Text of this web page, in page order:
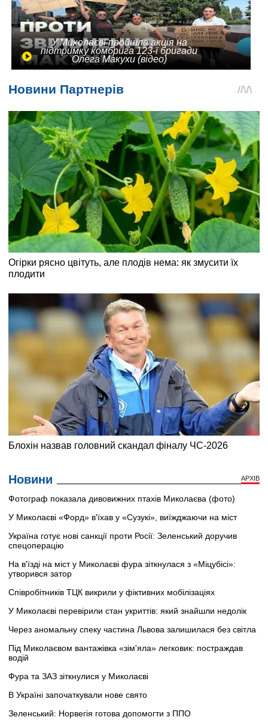
У Миколаєві пройшла акція на
підтримку комбрига 123-ї бригади
Олега Макухи (відео)
Новини АРХІВ
Фотограф показала дивовижних птахів Миколаєва (фото)
У Миколаєві «Форд» в'їхав у «Сузукі», виїжджаючи на міст
Україна готує нові санкції проти Росії: Зеленський доручив
спецоперацію
На в'їзді на міст у Миколаєві фура зіткнулася з «Міцубісі»:
утворився затор
Співробітників ТЦК викрили у фіктивних мобілізаціях
У Миколаєві перевірили стан укриттів: який знайшли недолік
Через аномальну спеку частина Львова залишилася без світла
Під Миколаєвом вантажівка «зім'яла» легковик: постраждав
водій
Фура та ЗАЗ зіткнулися у Миколаєві
В Україні започаткували нове свято
Зеленський: Норвегія готова допомогти з ППО